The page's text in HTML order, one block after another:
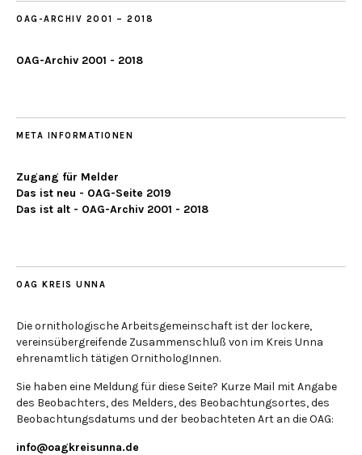
OAG-ARCHIV 2001 – 2018
OAG-Archiv 2001 - 2018
META INFORMATIONEN
Zugang für Melder
Das ist neu - OAG-Seite 2019
Das ist alt - OAG-Archiv 2001 - 2018
OAG KREIS UNNA
Die ornithologische Arbeitsgemeinschaft ist der lockere,
vereinsübergreifende Zusammenschluß von im Kreis Unna
ehrenamtlich tätigen OrnithologInnen.
Sie haben eine Meldung für diese Seite? Kurze Mail mit Angabe
des Beobachters, des Melders, des Beobachtungsortes, des
Beobachtungsdatums und der beobachteten Art an die OAG:
info@oagkreisunna.de